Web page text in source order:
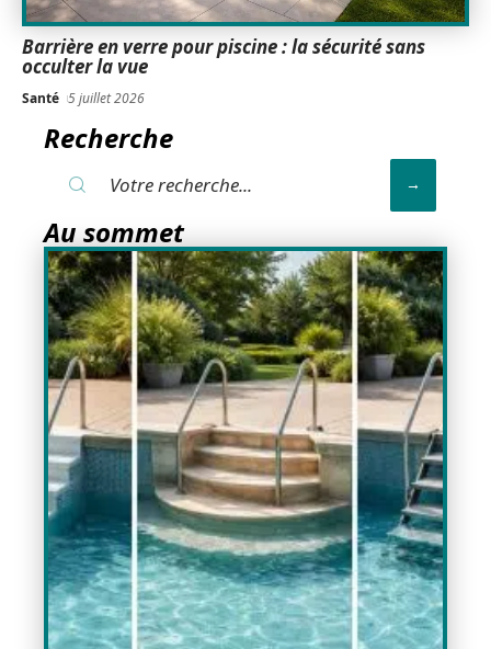
Barrière en verre pour piscine : la sécurité sans
occulter la vue
Santé 5 juillet 2026
Recherche
Au sommet